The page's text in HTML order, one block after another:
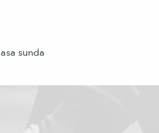
sunda